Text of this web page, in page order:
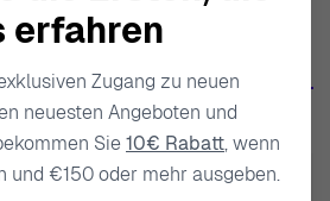
und Stil. Orphelia kombiniert
mit modernen Innovationen, um
der nicht nur ästhetisch
auch einzigartig persönlich ist. Die
Detail und das Engagement für
jedes Stück etwas ganz
erfahren
Zugang zu neuen
neuesten Angeboten und
Sie10€ Rabatt, wenn
und €150 oder mehr ausgeben.